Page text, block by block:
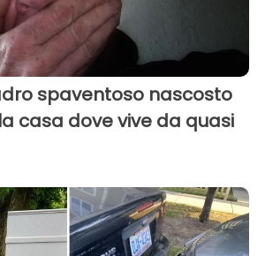
spaventoso nascosto
casa dove vive da quasi